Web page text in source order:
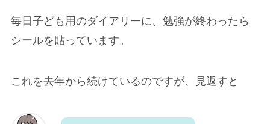
毎日子ども用のダイアリーに、勉強が終わったら
シールを貼っています。
これを去年から続けているのですが、見返すと